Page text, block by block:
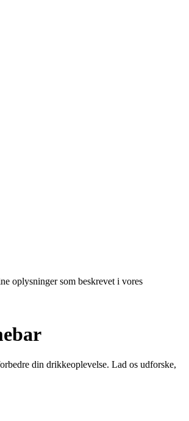
oplysninger som beskrevet i vores
din drikkeoplevelse. Lad os udforske,